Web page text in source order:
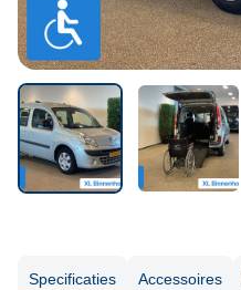
Specificaties Accessoires